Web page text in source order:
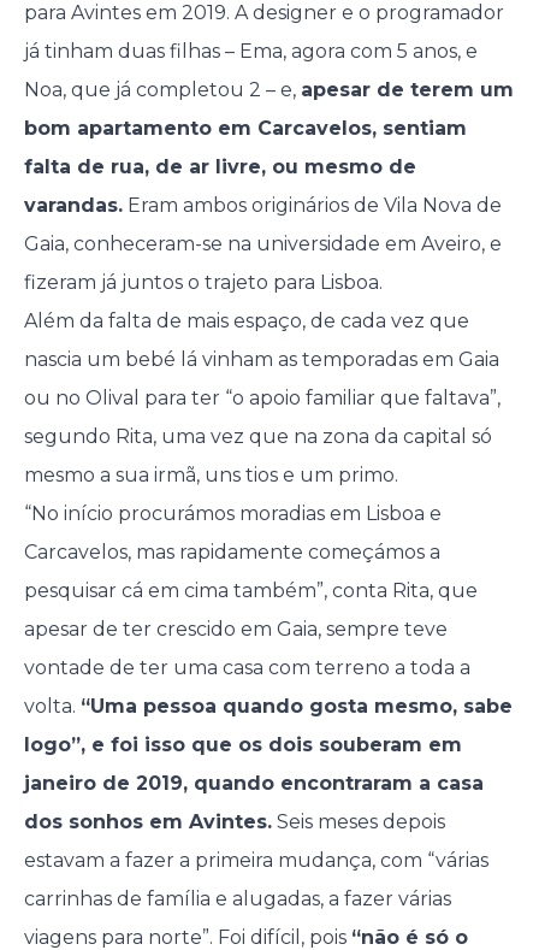
para Avintes em 2019. A designer e o programador
já tinham duas filhas – Ema, agora com 5 anos, e
Noa, que já completou 2 – e, apesar de terem um
bom apartamento em Carcavelos, sentiam
falta de rua, de ar livre, ou mesmo de
varandas.Eram ambos originários de Vila Nova de
Gaia, conheceram-se na universidade em Aveiro, e
fizeram já juntos o trajeto para Lisboa.
Além da falta de mais espaço, de cada vez que
nascia um bebé lá vinham as temporadas em Gaia
ou no Olival para ter “o apoio familiar que faltava”,
segundo Rita, uma vez que na zona da capital só
mesmo a sua irmã, uns tios e um primo.
“No início procurámos moradias em Lisboa e
Carcavelos, mas rapidamente começámos a
pesquisar cá em cima também”, conta Rita, que
apesar de ter crescido em Gaia, sempre teve
vontade de ter uma casa com terreno a toda a
volta. “Uma pessoa quando gosta mesmo, sabe
logo”, e foi isso que os dois souberam em
janeiro de 2019, quando encontraram a casa
dos sonhos em Avintes.Seis meses depois
estavam a fazer a primeira mudança, com “várias
carrinhas de família e alugadas, a fazer várias
viagens para norte”. Foi difícil, pois “não é só o